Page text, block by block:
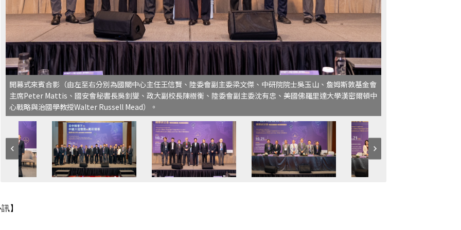
開幕式來賓合影（由左至右分別為國關中心主任王信賢、陸委會副主委梁文傑、中研院院士吳玉山、詹姆斯敦基金會
主席Peter Mattis、國安會秘書長吳釗燮、政大副校長陳樹衡、陸委會副主委沈有忠、美國佛羅里達大學漢密爾頓中
心戰略與治國學教授Walter Russell Mead）。
】